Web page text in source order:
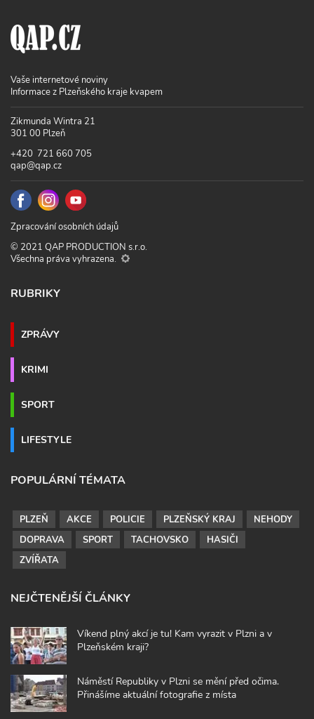
Vaše internetové noviny
Informace z Plzeňského kraje kvapem
Zikmunda Wintra 21
301 00 Plzeň
+420 721 660 705
qap@qap.cz
Zpracování osobních údajů
© 2021 QAP PRODUCTION s.r.o.
Všechna práva vyhrazena.
RUBRIKY
ZPRÁVY
KRIMI
SPORT
LIFESTYLE
POPULÁRNÍ TÉMATA
PLZEŇ AKCE POLICIE PLZEŇSKÝ KRAJ
NEHODY
DOPRAVA
SPORT TACHOVSKO
HASIČI
ZVÍŘATA
NEJČTENĚJŠÍ ČLÁNKY
Víkend plný akcí je tu! Kam vyrazit v Plzni a v
Plzeňském kraji?
Náměstí Republiky v Plzni se mění před očima.
Přinášíme aktuální fotografie z místa